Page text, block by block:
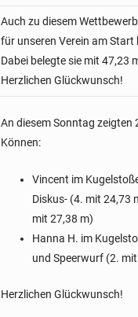
Auch zu diesem
für unseren Verein am
Dabei belegte sie mit 47,23
Herzlichen Glückwunsch!
An diesem Sonntag zeigten
Können:
Vincent im
Diskus- (4. mit 24,73
mit 27,38 m)
Hanna H. im
und Speerwurf (2.
Herzlichen Glückwunsch!